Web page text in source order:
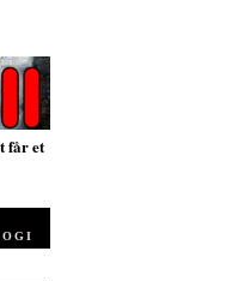
får et